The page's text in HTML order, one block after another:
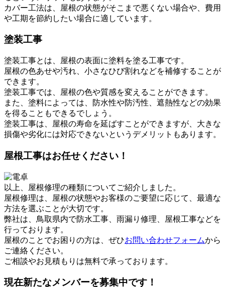
カバー工法は、屋根の状態がそこまで悪くない場合や、費用
や工期を節約したい場合に適しています。
塗装工事
塗装工事とは、屋根の表面に塗料を塗る工事です。
屋根の色あせや汚れ、小さなひび割れなどを補修することが
できます。
塗装工事では、屋根の色や質感を変えることができます。
また、塗料によっては、防水性や防汚性、遮熱性などの効果
を得ることもできるでしょう。
塗装工事は、屋根の寿命を延ばすことができますが、大きな
損傷や劣化には対応できないというデメリットもあります。
屋根工事はお任せください！
以上、屋根修理の種類についてご紹介しました。
屋根修理は、屋根の状態やお客様のご要望に応じて、最適な
方法を選ぶことが大切です。
弊社は、鳥取県内で防水工事、雨漏り修理、屋根工事などを
行っております。
屋根のことでお困りの方は、ぜひお問い合わせフォームから
ご連絡ください。
ご相談やお見積もりは無料で承っております。
現在新たなメンバーを募集中です！